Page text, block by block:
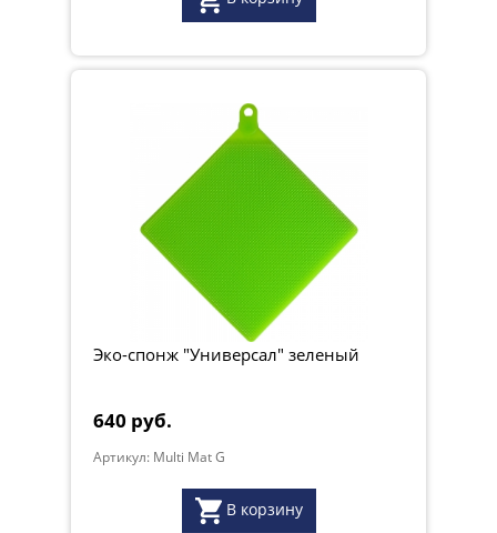
Эко-спонж "Универсал" зеленый
640 руб.
Артикул: Multi Mat G
В корзину